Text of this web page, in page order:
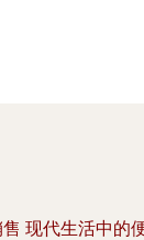
现代生活中的